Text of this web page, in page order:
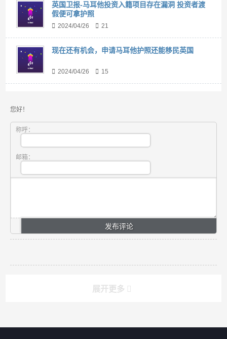
英国卫报-马耳他投资入籍项目存在漏洞 投资者渡
假便可拿护照
2024/04/26 21
现在还有机会，申请马耳他护照还能移民英国
2024/04/26 15
您好！
称呼：
邮箱：
展开更多